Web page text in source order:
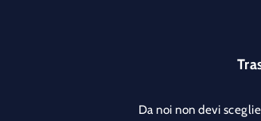
Da noi non devi